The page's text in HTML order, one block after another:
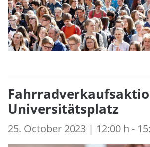
Universitätsplatz
25. October 2023 | 12:00 h -